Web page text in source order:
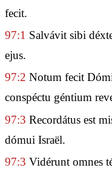
fecit.
97:1 Salvávit sibi
ejus.
97:2 Notum fecit
conspéctu géntium
97:3 Recordátus est
dómui Israël.
97:3 Vidérunt omnes